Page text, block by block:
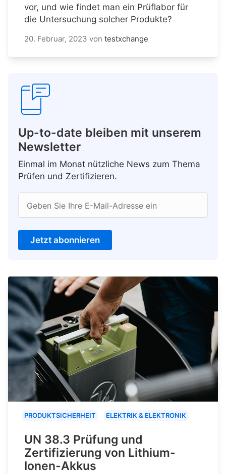
vor, und wie findet man ein Prüflabor für
die Untersuchung solcher Produkte?
20. Februar, 2023 von testxchange
Up-to-date bleiben mit unserem
Newsletter
Einmal im Monat nützliche News zum Thema
Prüfen und Zertifizieren.
Geben Sie Ihre E-Mail-Adresse ein
Jetzt abonnieren
PRODUKTSICHERHEIT ELEKTRIK & ELEKTRONIK
UN 38.3 Prüfung und
Zertifizierung von Lithium-
Ionen-Akkus